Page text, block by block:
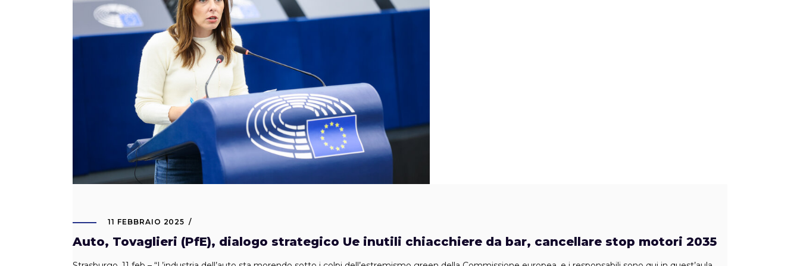
11 FEBBRAIO 2025
Auto, Tovaglieri (PfE), dialogo strategico Ue inutili chiacchiere da bar, cancellare stop motori 2035